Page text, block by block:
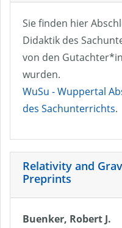
Sie finden hier
Didaktik des
von den
wurden.
WuSu - Wuppertal
des Sachunterrichts.
Relativity and
Preprints
Buenker, Robert J.